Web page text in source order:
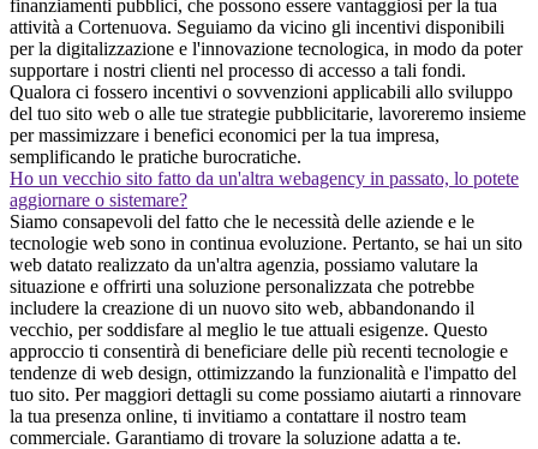
finanziamenti pubblici, che possono essere vantaggiosi per la tua
attività a Cortenuova. Seguiamo da vicino gli incentivi disponibili
per la digitalizzazione e l'innovazione tecnologica, in modo da poter
supportare i nostri clienti nel processo di accesso a tali fondi.
Qualora ci fossero incentivi o sovvenzioni applicabili allo sviluppo
del tuo sito web o alle tue strategie pubblicitarie, lavoreremo insieme
per massimizzare i benefici economici per la tua impresa,
semplificando le pratiche burocratiche.
Ho un vecchio sito fatto da un'altra webagency in passato, lo potete
aggiornare o sistemare?
Siamo consapevoli del fatto che le necessità delle aziende e le
tecnologie web sono in continua evoluzione. Pertanto, se hai un sito
web datato realizzato da un'altra agenzia, possiamo valutare la
situazione e offrirti una soluzione personalizzata che potrebbe
includere la creazione di un nuovo sito web, abbandonando il
vecchio, per soddisfare al meglio le tue attuali esigenze. Questo
approccio ti consentirà di beneficiare delle più recenti tecnologie e
tendenze di web design, ottimizzando la funzionalità e l'impatto del
tuo sito. Per maggiori dettagli su come possiamo aiutarti a rinnovare
la tua presenza online, ti invitiamo a contattare il nostro team
commerciale. Garantiamo di trovare la soluzione adatta a te.